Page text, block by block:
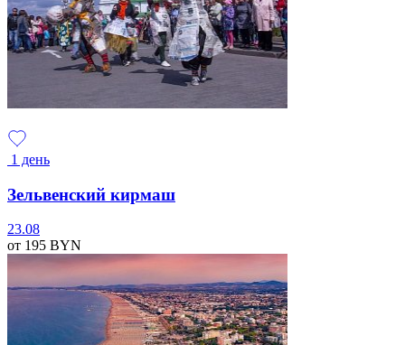
1 день
Зельвенский кирмаш
23.08
от 195 BYN